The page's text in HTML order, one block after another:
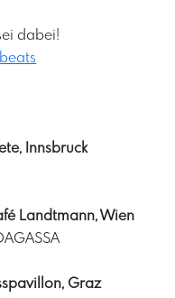
dabei!
Innsbruck
Landtmann, Wien
Graz